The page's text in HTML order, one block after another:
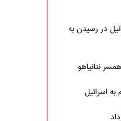
در رسیدن به
نتانیاهو
به اسرائیل